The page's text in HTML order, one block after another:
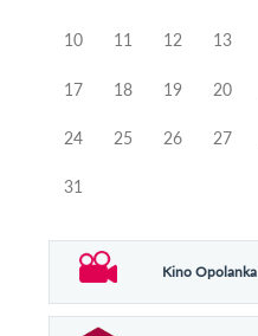
10 11 12 13
17 18 19 20
24 25 26 27
31
Kino Opolanka